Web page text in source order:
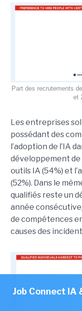
Part des recrutements
et
Les entreprises
possédant des
l’adoption de l’IA
développement de
outils IA (54%) et
(52%). Dans le
qualifiés reste un
année
de compétences
causes des
Job Connect IA